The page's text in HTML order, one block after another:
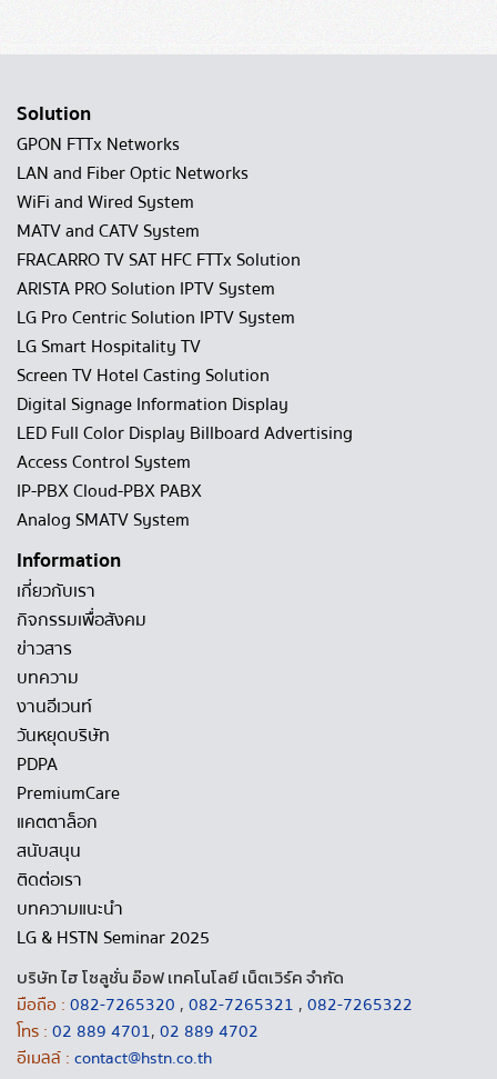
Solution
GPON FTTx Networks
LAN and Fiber Optic Networks
WiFi and Wired System
MATV and CATV System
FRACARRO TV SAT HFC FTTx Solution
ARISTA PRO Solution IPTV System
LG Pro Centric Solution IPTV System
LG Smart Hospitality TV
Screen TV Hotel Casting Solution
Digital Signage Information Display
LED Full Color Display Billboard Advertising
Access Control System
IP-PBX Cloud-PBX PABX
Analog SMATV System
Information
เกี่ยวกับเรา
กิจกรรมเพื่อสังคม
ข่าวสาร
บทความ
งานอีเวนท์
วันหยุดบริษัท
PDPA
PremiumCare
แคตตาล็อก
สนับสนุน
ติดต่อเรา
บทความแนะนำ
LG & HSTN Seminar 2025
บริษัท ไฮ โซลูชั่น อ๊อฟ เทคโนโลยี เน็ตเวิร์ค จำกัด
มือถือ : 082-7265320 , 082-7265321 , 082-7265322
โทร : 02 889 4701, 02 889 4702
อีเมลล์ : contact@hstn.co.th